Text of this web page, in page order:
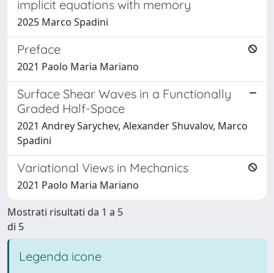
implicit equations with memory
2025 Marco Spadini
Preface
2021 Paolo Maria Mariano
Surface Shear Waves in a Functionally
Graded Half-Space
2021 Andrey Sarychev, Alexander Shuvalov, Marco
Spadini
Variational Views in Mechanics
2021 Paolo Maria Mariano
Mostrati risultati da 1 a 5
di 5
Legenda icone